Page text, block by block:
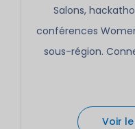
Salons,
conférences
sous-région.
Voir